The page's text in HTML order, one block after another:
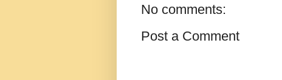
No comments:
Post a Comment